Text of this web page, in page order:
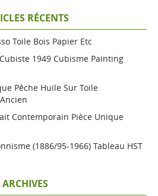
RÉCENTS
Toile Bois Papier Etc
1949 Cubisme Painting
Pêche Huile Sur Toile
Contemporain Pièce Unique
(1886/95-1966) Tableau HST
ARCHIVES